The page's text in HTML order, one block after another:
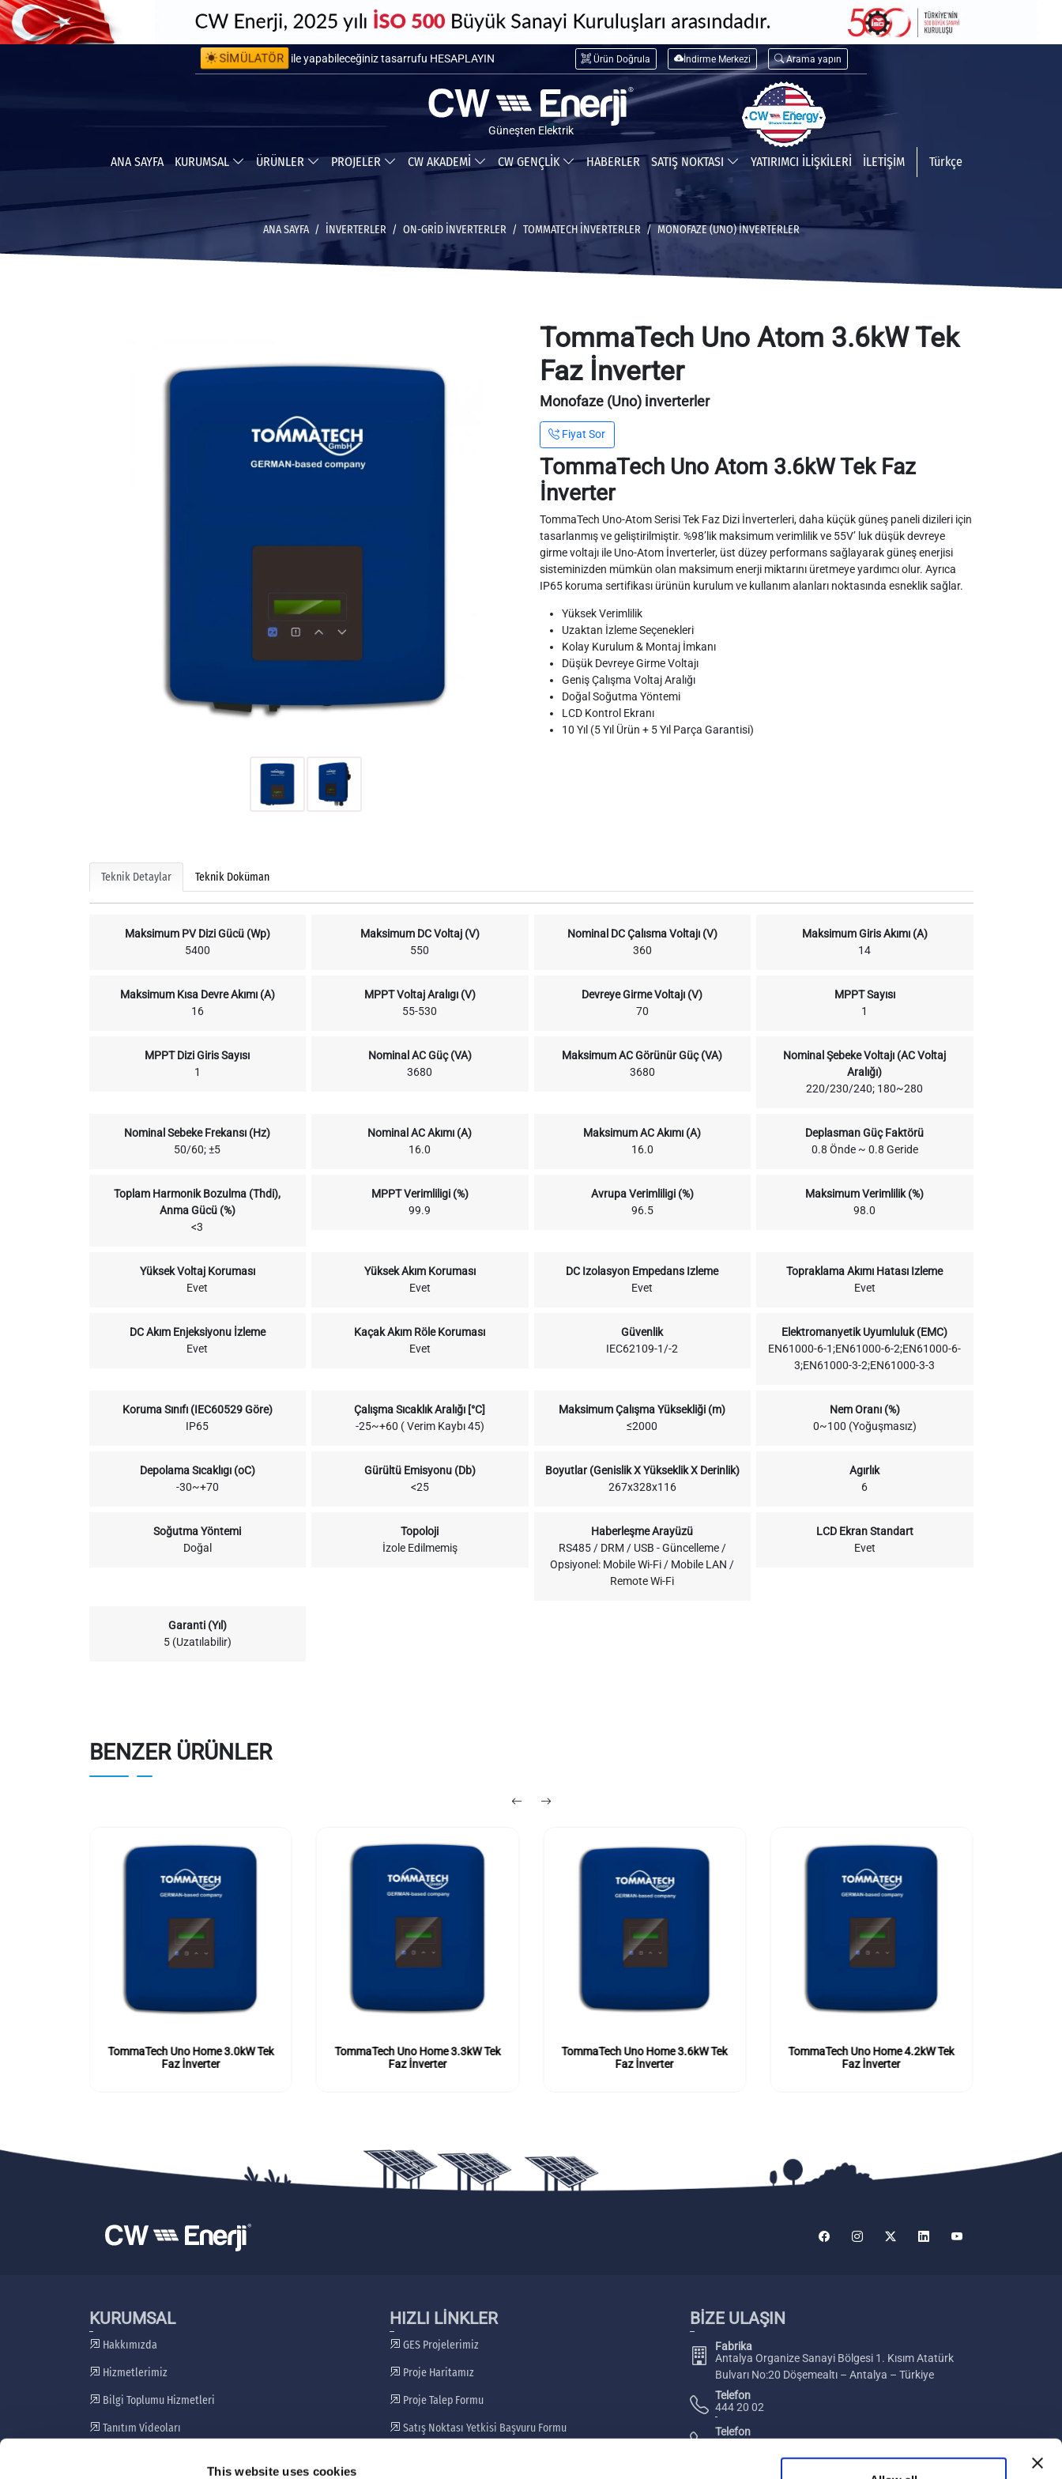
This website uses cookies
SİMÜLATÖR
ile kurulum maliyetini HESAPLAYIN
ile yapabileceğiniz tasarrufu HESAPLAYIN
Ürün Doğrula İndirme Merkezi Arama yapın
Güneşten Elektrik
ANA SAYFA KURUMSAL ÜRÜNLER PROJELER CW AKADEMİ CW GENÇLİK HABERLER SATIŞ NOKTASI YATIRIMCI İLİŞKİLERİ İLETİŞİM Türkçe
ANA SAYFA İNVERTERLER ON-GRID İNVERTERLER TOMMATECH İNVERTERLER MONOFAZE (UNO) İNVERTERLER
TommaTech Uno Atom 3.6kW Tek
Faz İnverter
Monofaze (Uno) İnverterler
Fiyat Sor
TommaTech Uno Atom 3.6kW Tek Faz
İnverter
TommaTech Uno-Atom Serisi Tek Faz Dizi İnverterleri, daha küçük güneş paneli dizileri için
tasarlanmış ve geliştirilmiştir. %98’lik maksimum verimlilik ve 55V’ luk düşük devreye
girme voltajı ile Uno-Atom İnverterler, üst düzey performans sağlayarak güneş enerjisi
sisteminizden mümkün olan maksimum enerji miktarını üretmeye yardımcı olur. Ayrıca
IP65 koruma sertifikası ürünün kurulum ve kullanım alanları noktasında esneklik sağlar.
Yüksek Verimlilik
Uzaktan İzleme Seçenekleri
Kolay Kurulum & Montaj İmkanı
Düşük Devreye Girme Voltajı
Geniş Çalışma Voltaj Aralığı
Doğal Soğutma Yöntemi
LCD Kontrol Ekranı
10 Yıl (5 Yıl Ürün + 5 Yıl Parça Garantisi)
Teknik Detaylar Teknik Doküman
Maksimum PV Dizi Gücü (Wp)
5400
Maksimum DC Voltaj (V)
550
Nominal DC Çalısma Voltajı (V)
360
Maksimum Giris Akımı (A)
14
Maksimum Kısa Devre Akımı (A)
16
MPPT Voltaj Aralıgı (V)
55-530
Devreye Girme Voltajı (V)
70
MPPT Sayısı
1
MPPT Dizi Giris Sayısı
1
Nominal AC Güç (VA)
3680
Maksimum AC Görünür Güç (VA)
3680
Nominal Şebeke Voltajı (AC Voltaj
Aralığı)
220/230/240; 180~280
Nominal Sebeke Frekansı (Hz)
50/60; ±5
Nominal AC Akımı (A)
16.0
Maksimum AC Akımı (A)
16.0
Deplasman Güç Faktörü
0.8 Önde ~ 0.8 Geride
Toplam Harmonik Bozulma (Thdi),
Anma Gücü (%)
<3
MPPT Verimliligi (%)
99.9
Avrupa Verimliligi (%)
96.5
Maksimum Verimlilik (%)
98.0
Yüksek Voltaj Koruması
Evet
Yüksek Akım Koruması
Evet
DC Izolasyon Empedans Izleme
Evet
Topraklama Akımı Hatası Izleme
Evet
DC Akım Enjeksiyonu İzleme
Evet
Kaçak Akım Röle Koruması
Evet
Güvenlik
IEC62109-1/-2
Elektromanyetik Uyumluluk (EMC)
EN61000-6-1;EN61000-6-2;EN61000-6-
3;EN61000-3-2;EN61000-3-3
Koruma Sınıfı (IEC60529 Göre)
IP65
Çalışma Sıcaklık Aralığı [°C]
-25~+60 ( Verim Kaybı 45)
Maksimum Çalışma Yüksekliği (m)
≤2000
Nem Oranı (%)
0~100 (Yoğuşmasız)
Depolama Sıcaklıgı (oC)
-30~+70
Gürültü Emisyonu (Db)
<25
Boyutlar (Genislik X Yükseklik X Derinlik)
267x328x116
Agırlık
6
Soğutma Yöntemi
Doğal
Topoloji
İzole Edilmemiş
Haberleşme Arayüzü
RS485 / DRM / USB - Güncelleme /
Opsiyonel: Mobile Wi-Fi / Mobile LAN /
Remote Wi-Fi
LCD Ekran Standart
Evet
Garanti (Yıl)
5 (Uzatılabilir)
BENZER ÜRÜNLER
TommaTech Uno Home 3.0kW Tek
Faz İnverter
TommaTech Uno Home 3.3kW Tek
Faz İnverter
TommaTech Uno Home 3.6kW Tek
Faz İnverter
TommaTech Uno Home 4.2kW Tek
Faz İnverter
KURUMSAL
Hakkımızda
Hizmetlerimiz
Bilgi Toplumu Hizmetleri
Tanıtım Videoları
HIZLI LİNKLER
GES Projelerimiz
Proje Haritamız
Proje Talep Formu
Satış Noktası Yetkisi Başvuru Formu
BİZE ULAŞIN
Fabrika
Antalya Organize Sanayi Bölgesi 1. Kısım Atatürk
Bulvarı No:20 Döşemealtı – Antalya – Türkiye
Telefon
444 20 02
Telefon